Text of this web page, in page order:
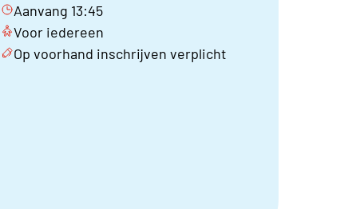
Aanvang 13:45
Voor iedereen
Op voorhand inschrijven verplicht